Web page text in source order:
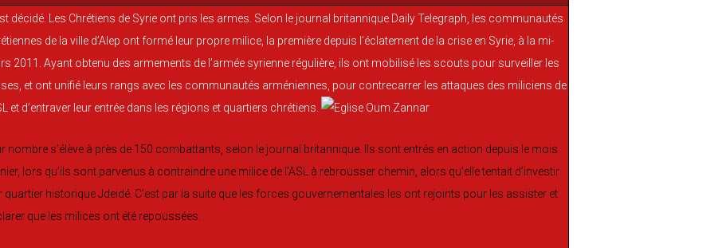
décidé. Les Chrétiens de Syrie ont pris les armes. Selon le journal britannique Daily Telegraph, les communautés
de la ville d’Alep ont formé leur propre milice, la première depuis l’éclatement de la crise en Syrie, à la mi-
2011. Ayant obtenu des armements de l’armée syrienne régulière, ils ont mobilisé les scouts pour surveiller les
et ont unifié leurs rangs avec les communautés arméniennes, pour contrecarrer les attaques des miliciens de
et d’entraver leur entrée dans les régions et quartiers chrétiens.
nombre s’élève à près de 150 combattants, selon le journal britannique. Ils sont entrés en action depuis le mois
lors qu’ils sont parvenus à contraindre une milice de l’ASL à rebrousser chemin, alors qu’elle tentait d’investir
quartier historique Jdeidé. C’est par la suite que les forces gouvernementales les ont rejoints pour les assister et
que les milices ont été repoussées.